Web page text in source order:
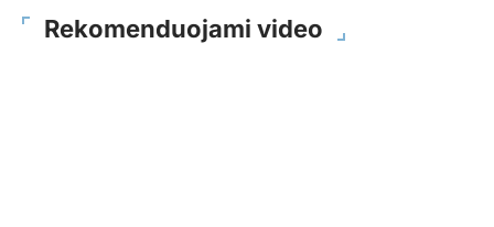
Rekomenduojami video